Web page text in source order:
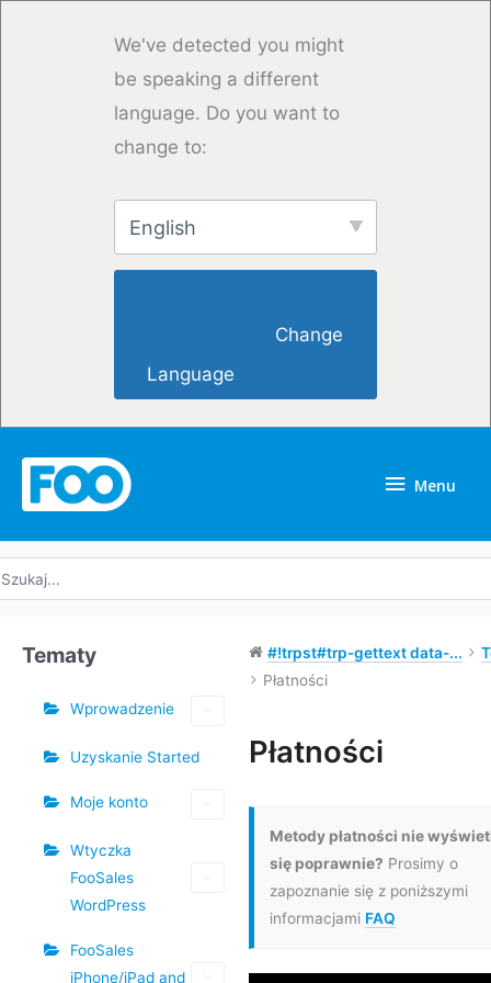
We've detected you might
be speaking a different
language. Do you want to
change to:
English
Language
Menu
Tematy
Wprowadzenie
Uzyskanie Started
Moje konto
Wtyczka
FooSales
WordPress
FooSales
iPhone/iPad and
#!trpst#trp-gettext data-...
Płatności
Płatności
Metody płatności nie
się poprawnie? Prosimy o
zapoznanie się z poniższymi
informacjami FAQ
Tagi
po
dokumencie